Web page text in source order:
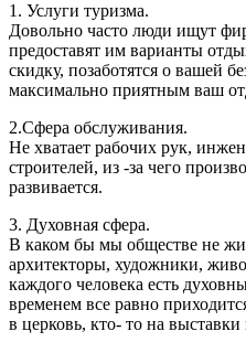
1. Услуги туризма.
Довольно часто люди ищут
предоставят им варианты
скидку, позаботятся о вашей
максимально приятным ваш
2.Сфера обслуживания.
Не хватает рабочих рук,
строителей, из -за чего
развивается.
3. Духовная сфера.
В каком бы мы обществе не
архитекторы, художники,
каждого человека есть
временем все равно
в церковь, кто- то на